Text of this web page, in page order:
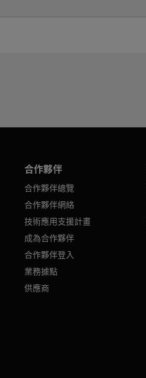
合作夥伴
合作夥伴總覽
合作夥伴網絡
技術應用支援計畫
成為合作夥伴
合作夥伴登入
業務據點
供應商